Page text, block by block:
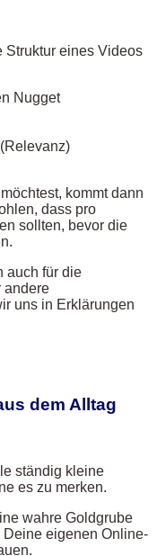
Struktur eines Videos
Nugget
kommt dann
dass pro
sollten, bevor die
auch für die
andere
uns in Erklärungen
dem Alltag
ständig kleine
es zu merken.
wahre Goldgrube
eigenen Online-